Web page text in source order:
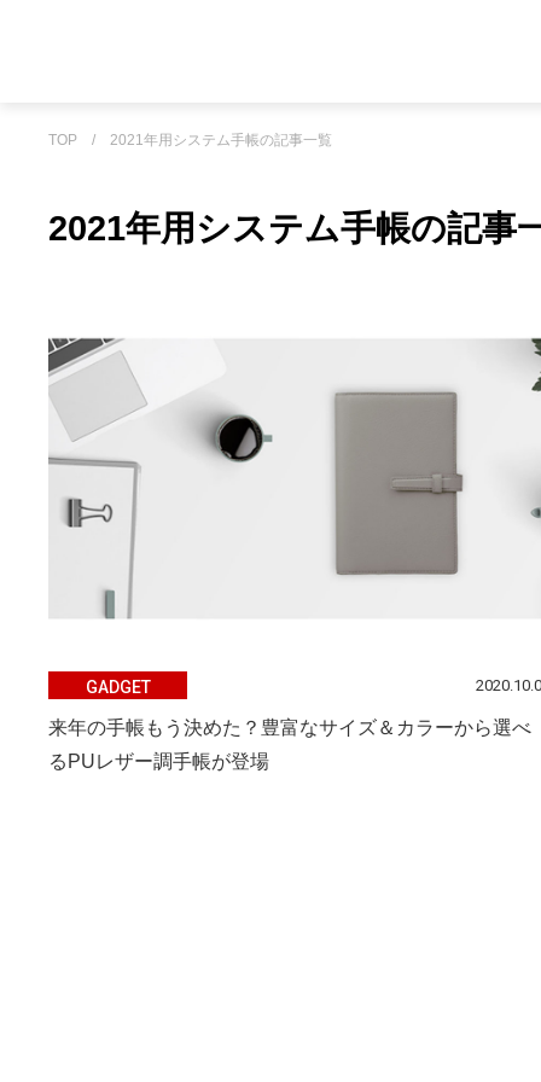
TOP / 2021年用システム手帳の記事一覧
2021年用システム手帳の記事
GADGET
来年の手帳もう決めた？豊富なサイズ＆カラーから選べ
るPUレザー調手帳が登場